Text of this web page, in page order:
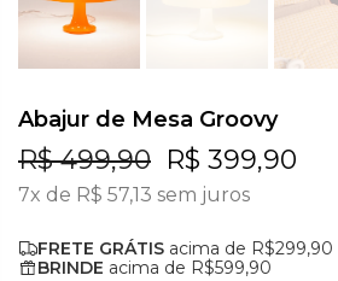
Abajur de Mesa Groovy
R$ 499,90 R$ 399,90
7x de R$ 57,13 sem juros
FRETE GRÁTIS acima de R$299,90
BRINDE acima de R$599,90